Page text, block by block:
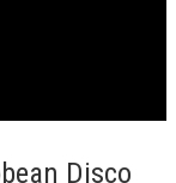
Disco